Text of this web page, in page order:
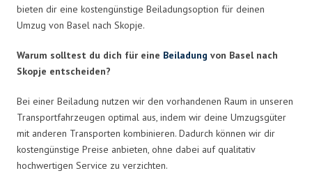
bieten dir eine kostengünstige Beiladungsoption für deinen
Umzug von Basel nach Skopje.
Warum solltest du dich für eine Beiladung von Basel nach
Skopje entscheiden?
Bei einer Beiladung nutzen wir den vorhandenen Raum in unseren
Transportfahrzeugen optimal aus, indem wir deine Umzugsgüter
mit anderen Transporten kombinieren. Dadurch können wir dir
kostengünstige Preise anbieten, ohne dabei auf qualitativ
hochwertigen Service zu verzichten.